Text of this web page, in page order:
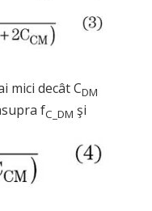
mici decât CDM
fC_DM şi